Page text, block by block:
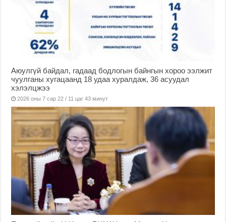
Аюулгүй байдал, гадаад бодлогын байнгын хороо ээлжит
чуулганы хугацаанд 18 удаа хуралдаж, 36 асуудал
хэлэлцжээ
2026 оны 7 сар 22 / 11 цаг 43 минут